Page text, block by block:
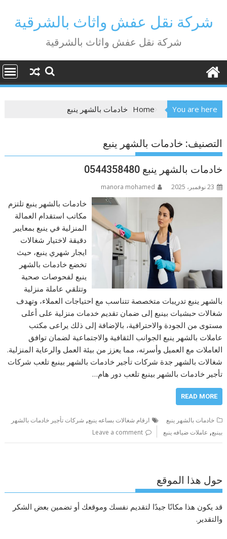
contentشركة نقل عفش واثاث بالشرقية
شركة نقل عفش واثاث بالشرقية
You are here
Home خادمات بالشهر ينبع
التصنيف: خادمات بالشهر ينبع
خادمات بالشهر ينبع 0544358480
23 نوفمبر، 2025 manora mohamed
خادمات بالشهر ينبع تلتزم
مكاتب استقدام العمالة
المنزلية في ينبع بمعايير
دقيقة لاختيار شغالات
ايجار شهري ينبع، حيث
تخضع خادمات بالشهر
ينبع لفحوصات صحية
وتتلقي عاملة منزلية
بالشهر ينبع تدريبات متخصصة تتناسب مع احتياجات العملاء، وتهدف
شغالات حبشيات بينبع إلى ضمان تقديم خدمات منزلية على أعلى
مستوى من الجودة والاحترافية، بالإضافة إلى ذلك يراعى مكتب
عاملات بالشهر ينبع الجوانب الثقافية والاجتماعية لضمان توافق
العاملات مع العميل وأسرته، مما يعزز من بيئة العمل والرعاية المنزلية.
شغالات بالشهر جدة شركات تأجير خادمات بالشهر بينبع تلعب شركات
تأجير خادمات بالشهر بينبع تلعب دور هام…
READ MORE
خادمات بالشهر ينبع ارقام شغالات بساعه ينبع, شركات تأجير خادمات بالشهر
بينبع, عاملات ضيافه ينبع Leave a comment
حول هذا الموقع
قد يكون هذا مكانًا جيدًا لتقديم نفسك وموقعك أو تضمين بعض الشكر
والتقدير.